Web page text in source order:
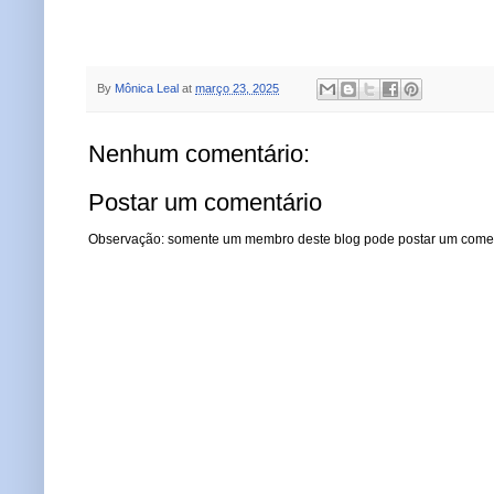
By Mônica Leal at março 23, 2025
Nenhum comentário:
Postar um comentário
Observação: somente um membro deste blog pode postar um